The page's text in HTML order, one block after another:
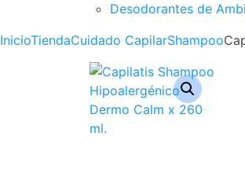
Desodorantes de
InicioTiendaCuidado CapilarShampoo